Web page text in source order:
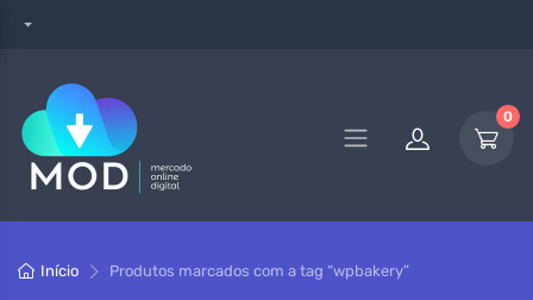
0
Início Produtos marcados com a tag “wpbakery”